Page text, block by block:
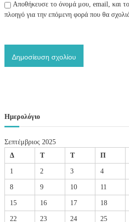
Αποθήκευσε το όνομά μου, email, και
πλοηγό για την επόμενη φορά που θα
Ημερολόγιο
Σεπτέμβριος 2025
Δ
Τ Τ Π
1 2 3 4
8 9 10 11
15 16 17 18
22 23 24 25